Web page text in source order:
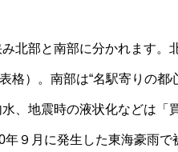
北部と南部に分かれます。
格）。南部は“名駅寄りの
、地震時の液状化などは「
年９月に発生した東海豪雨